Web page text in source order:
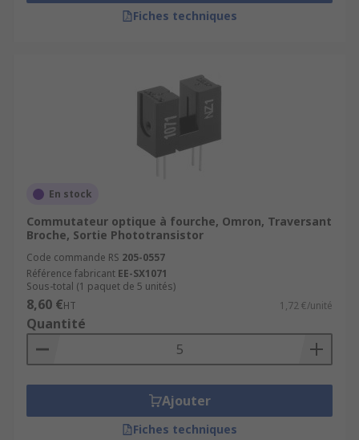
Fiches techniques
En stock
Commutateur optique à fourche, Omron, Traversant
Broche, Sortie Phototransistor
Code commande RS 205-0557
Référence fabricant EE-SX1071
Sous-total (1 paquet de 5 unités)
8,60 €HT 1,72 €/unité
Quantité
Ajouter
Fiches techniques